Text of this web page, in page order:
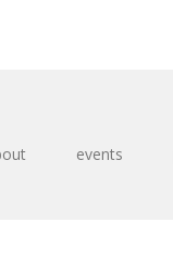
events